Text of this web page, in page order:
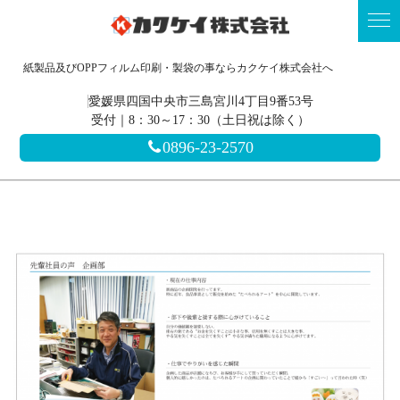
紙製品及びOPPフィルム印刷・製袋の事ならカクケイ株式会社へ
愛媛県四国中央市三島宮川4丁目9番53号
受付｜8：30～17：30（土日祝は除く）
0896-23-2570